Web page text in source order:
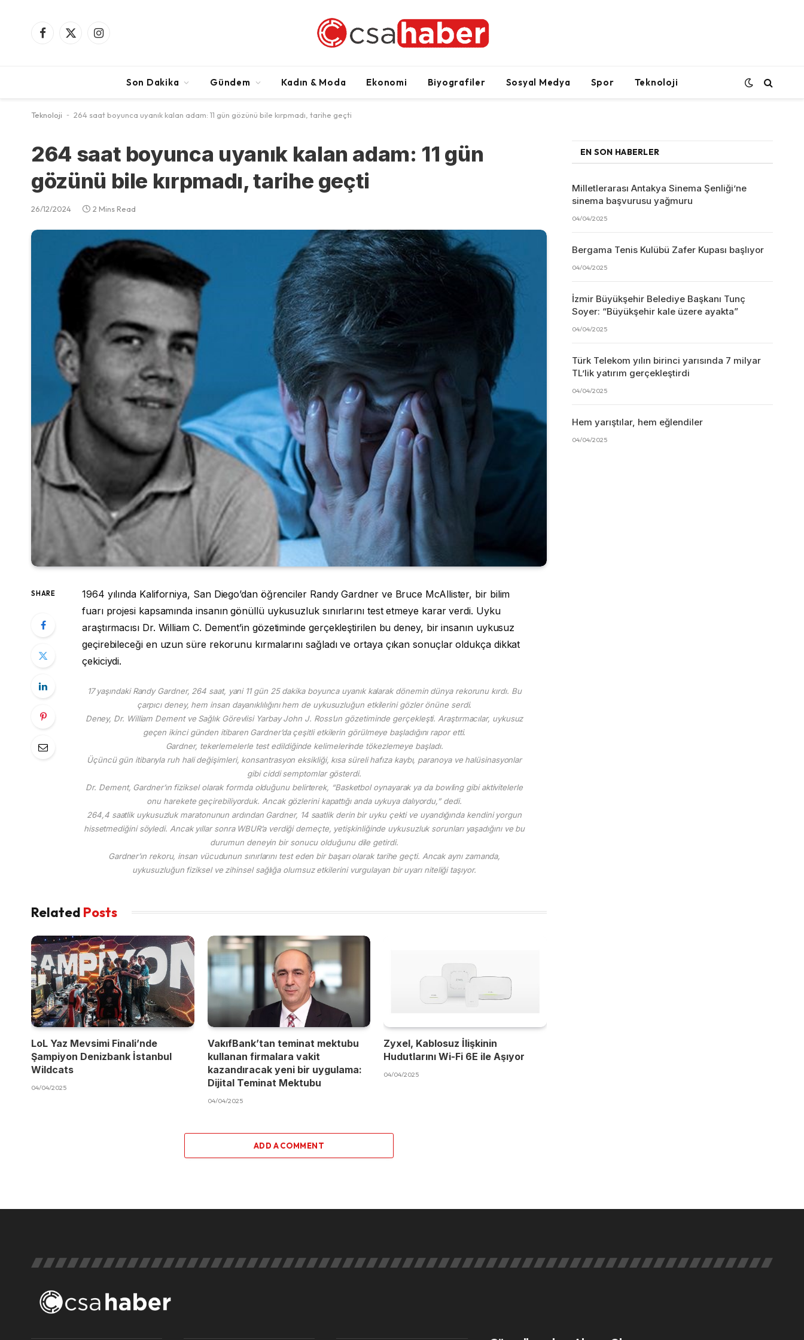
Facebook
X
Instagram
Son Dakika Gündem Kadın & Moda Ekonomi Biyografiler Sosyal Medya Spor Teknoloji
Teknoloji - 264 saat boyunca uyanık kalan adam: 11 gün gözünü bile kırpmadı, tarihe geçti
264 saat boyunca uyanık kalan adam: 11 gün
gözünü bile kırpmadı, tarihe geçti
26/12/2024 2 Mins Read
SHARE
1964 yılında Kaliforniya, San Diego’dan öğrenciler Randy Gardner ve Bruce McAllister, bir bilim
fuarı projesi kapsamında insanın gönüllü uykusuzluk sınırlarını test etmeye karar verdi. Uyku
araştırmacısı Dr. William C. Dement’in gözetiminde gerçekleştirilen bu deney, bir insanın uykusuz
geçirebileceği en uzun süre rekorunu kırmalarını sağladı ve ortaya çıkan sonuçlar oldukça dikkat
çekiciydi.
17 yaşındaki Randy Gardner, 264 saat, yani 11 gün 25 dakika boyunca uyanık kalarak dönemin dünya rekorunu kırdı. Bu
çarpıcı deney, hem insan dayanıklılığını hem de uykusuzluğun etkilerini gözler önüne serdi.
Deney, Dr. William Dement ve Sağlık Görevlisi Yarbay John J. Ross’un gözetiminde gerçekleşti. Araştırmacılar, uykusuz
geçen ikinci günden itibaren Gardner’da çeşitli etkilerin görülmeye başladığını rapor etti.
Gardner, tekerlemelerle test edildiğinde kelimelerinde tökezlemeye başladı.
Üçüncü gün itibarıyla ruh hali değişimleri, konsantrasyon eksikliği, kısa süreli hafıza kaybı, paranoya ve halüsinasyonlar
gibi ciddi semptomlar gösterdi.
Dr. Dement, Gardner’ın fiziksel olarak formda olduğunu belirterek, “Basketbol oynayarak ya da bowling gibi aktivitelerle
onu harekete geçirebiliyorduk. Ancak gözlerini kapattığı anda uykuya dalıyordu,” dedi.
264,4 saatlik uykusuzluk maratonunun ardından Gardner, 14 saatlik derin bir uyku çekti ve uyandığında kendini yorgun
hissetmediğini söyledi. Ancak yıllar sonra WBUR’a verdiği demeçte, yetişkinliğinde uykusuzluk sorunları yaşadığını ve bu
durumun deneyin bir sonucu olduğunu dile getirdi.
Gardner’ın rekoru, insan vücudunun sınırlarını test eden bir başarı olarak tarihe geçti. Ancak aynı zamanda,
uykusuzluğun fiziksel ve zihinsel sağlığa olumsuz etkilerini vurgulayan bir uyarı niteliği taşıyor.
Related Posts
LoL Yaz Mevsimi Finali’nde
Şampiyon Denizbank İstanbul
Wildcats
04/04/2025
VakıfBank’tan teminat mektubu
kullanan firmalara vakit
kazandıracak yeni bir uygulama:
Dijital Teminat Mektubu
04/04/2025
Zyxel, Kablosuz İlişkinin
Hudutlarını Wi-Fi 6E ile Aşıyor
04/04/2025
ADD A COMMENT
EN SON HABERLER
Milletlerarası Antakya Sinema Şenliği’ne
sinema başvurusu yağmuru
04/04/2025
Bergama Tenis Kulübü Zafer Kupası başlıyor
04/04/2025
İzmir Büyükşehir Belediye Başkanı Tunç
Soyer: “Büyükşehir kale üzere ayakta”
04/04/2025
Türk Telekom yılın birinci yarısında 7 milyar
TL’lik yatırım gerçekleştirdi
04/04/2025
Hem yarıştılar, hem eğlendiler
04/04/2025